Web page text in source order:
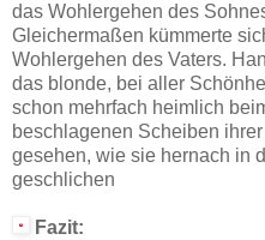
das Wohlergehen des
Gleichermaßen kümmerte
Wohlergehen des Vaters.
das blonde, bei aller
schon mehrfach heimlich
beschlagenen Scheiben
gesehen, wie sie hernach in
geschlichen
Fazit: